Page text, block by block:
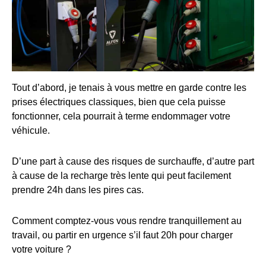
Tout d’abord, je tenais à vous mettre en garde contre les
prises électriques classiques, bien que cela puisse
fonctionner, cela pourrait à terme endommager votre
véhicule.
D’une part à cause des risques de surchauffe, d’autre part
à cause de la recharge très lente qui peut facilement
prendre 24h dans les pires cas.
Comment comptez-vous vous rendre tranquillement au
travail, ou partir en urgence s’il faut 20h pour charger
votre voiture ?